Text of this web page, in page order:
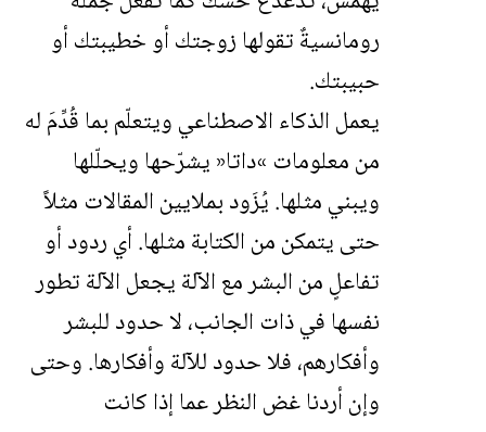
رومانسيةٌ تقولها زوجتك أو خطيبتك أو
حبيبتك.
يعمل الذكاء الاصطناعي ويتعلّم بما قُدِّمَ له
من معلومات »داتا«يشرّحها ويحلّلها
ويبني مثلها. يُزَود بملايين المقالات مثلاً
حتى يتمكن من الكتابة مثلها. أي ردود أو
تفاعلٍ من البشر مع الآلة يجعل الآلة تطور
نفسها في ذات الجانب، لا حدود للبشر
وأفكارهم، فلا حدود للآلة وأفكارها. وحتى
وإن أردنا غض النظر عما إذا كانت